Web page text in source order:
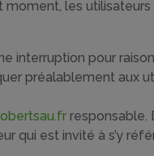
moment, les
interruption pour
préalablement aux
responsable.
qui est invité à s’y